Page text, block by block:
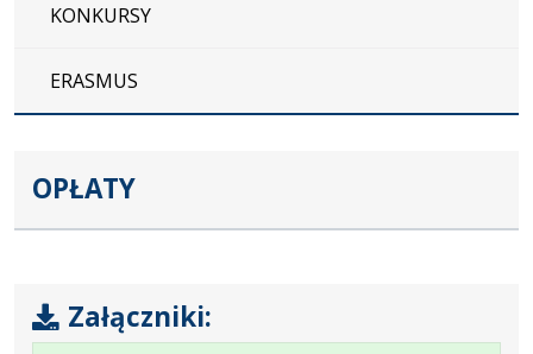
KONKURSY
ERASMUS
OPŁATY
Załączniki: